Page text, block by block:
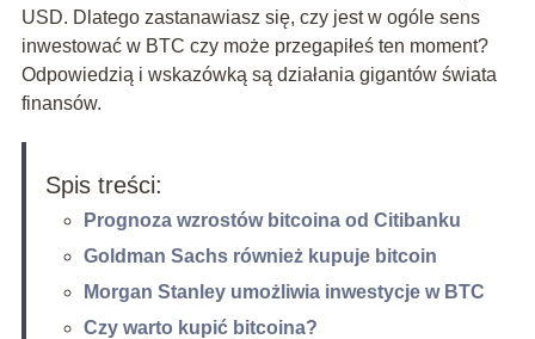
USD. Dlatego zastanawiasz się, czy jest w ogóle sens
inwestować w BTC czy może przegapiłeś ten moment?
Odpowiedzią i wskazówką są działania gigantów świata
finansów.
Spis treści:
Prognoza wzrostów bitcoina od Citibanku
Goldman Sachs również kupuje bitcoin
Morgan Stanley umożliwia inwestycje w BTC
Czy warto kupić bitcoina?